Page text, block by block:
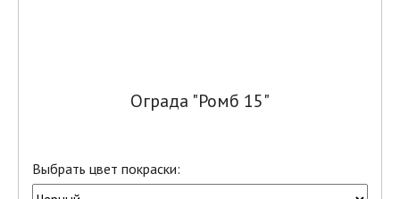
Ограда "Ромб 15"
Выбрать цвет покраски: